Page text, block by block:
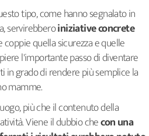
tipo, come hanno segnalato in
servirebberoiniziative concrete
quella sicurezza e quelle
l'importante passo di diventare
in grado di rendere più semplice la
mamme.
più che il contenuto della
Viene il dubbio checon una